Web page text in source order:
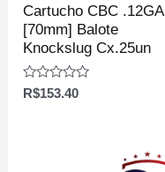
Cartucho CBC .12GA
[70mm] Balote
Knockslug Cx.25un
Avaliação
0
R$153.40